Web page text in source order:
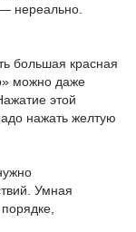
нереально.
большая красная
можно даже
этой
нажать желтую
Умная